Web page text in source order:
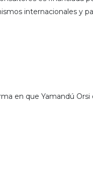
internacionales y
en que Yamandú